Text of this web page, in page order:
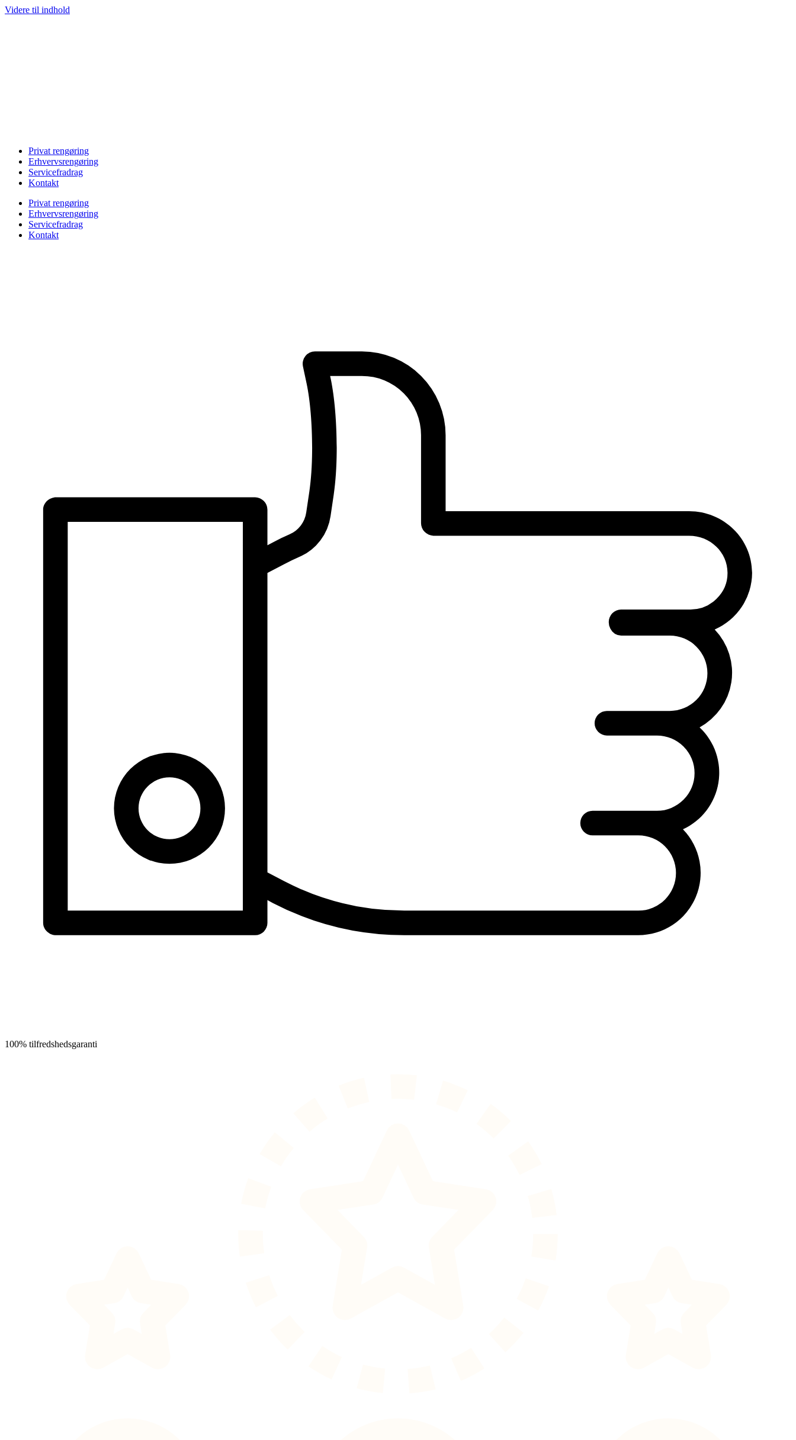
Videre til indhold
Privat rengøring
Erhvervsrengøring
Servicefradrag
Kontakt
Privat rengøring
Erhvervsrengøring
Servicefradrag
Kontakt
100% tilfredshedsgaranti